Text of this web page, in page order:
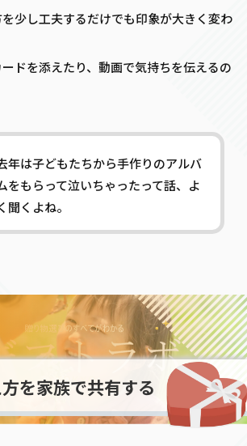
少し工夫するだけでも印象が大きく変わ
ドを添えたり、動画で気持ちを伝えるの
年は子どもたちから手作りのアルバ
をもらって泣いちゃったって話、よ
聞くよね。
を家族で共有する